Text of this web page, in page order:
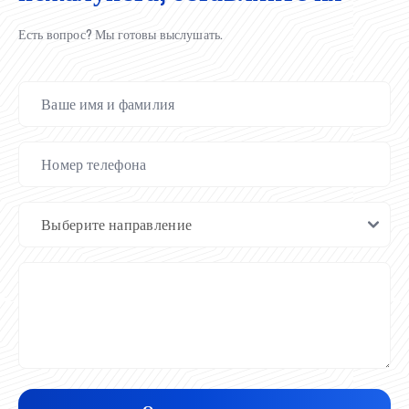
Есть вопрос? Мы готовы выслушать.